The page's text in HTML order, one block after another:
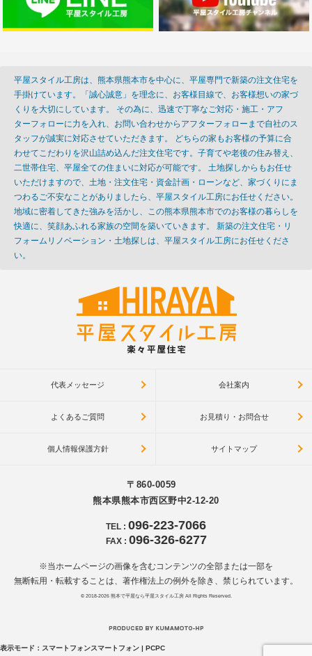
平屋スタイル工房は、熊本県熊本市を中心に、平屋専門で新築の注文住宅を
手掛けています。「誠心誠意」を理念に、お客様目線で、お客様想いの家づ
くりを大切にしています。 その為に、迅速で丁寧なご対応・施工・アフ
ターフォローに力を入れ、お問い合わせからアフターフォローまで自社のス
タッフが誠実に対応させていただきます。 どちらの家もお客様の予算に合
わせてこだわりを沢山詰め込んだ注文住宅です。子育てや老後の住み替え、
二世帯住宅、平屋全ての住まいに対応が可能です。 土地探しからもお任せ
いただけますので、土地・注文住宅・資金計画・ローンなど、家づくりにま
つわるご不安なことがありましたら、平屋スタイル工房にお任せください。
地域に密着してきた強みを活かし、この熊本県熊本市でのお客様の暮らしを
快適に、笑顔あふれる家族の空間を築いていきます。 新築の注文住宅・リ
フォームリノベーション・土地探しは、平屋スタイル工房にお任せくださ
い。
代表メッセージ 会社案内
よくあるご質問 お見積り・お問合せ
個人情報保護方針 サイトマップ
〒860-0059
熊本県熊本市西区野中2-12-20
TEL : 096-223-7066
FAX : 096-326-6277
※当ホームページの画像を含むコンテンツの全部または一部を
無断転用・転載することは、著作権法上の例外を除き、禁じられています。
© 2018-2026 熊本で平屋なら平屋スタイル工房All Rights Reserved.
表示モード： スマートフォンスマートフォン | PCPC